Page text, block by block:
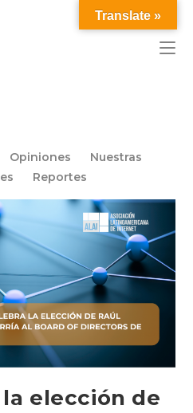
Opiniones
Nuestras
Reportes
elección de
Translate »